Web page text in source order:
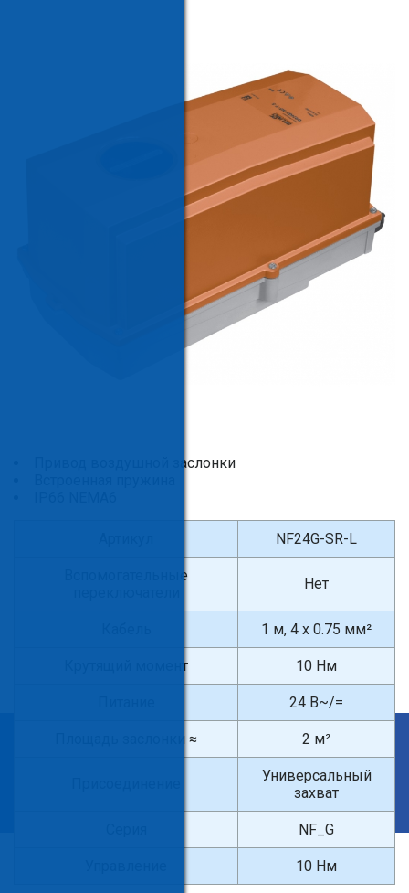
Привод воздушной заслонки
NF24G-SR-L
Вспомогательные
Нет
1 м, 4 x 0.75 мм²
Крутящий момент 10 Нм
24 В~/=
Площадь заслонки ≈ 2 м²
Универсальный
захват
NF_G
10 Нм